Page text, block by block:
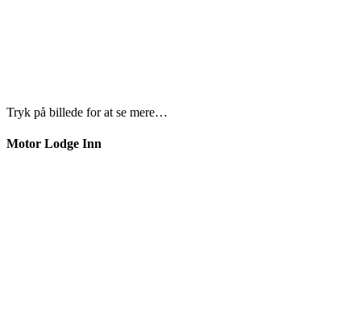
Tryk på billede for at se mere…
Motor Lodge Inn